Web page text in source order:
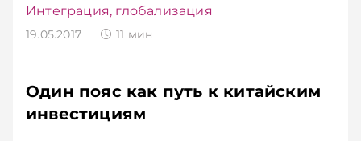
Интеграция, глобализация
19.05.2017 11 мин
Один пояс как путь к китайским
инвестициям